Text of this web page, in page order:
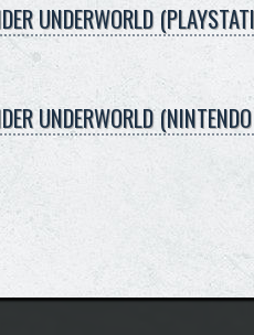
UNDERWORLD
UNDERWORLD